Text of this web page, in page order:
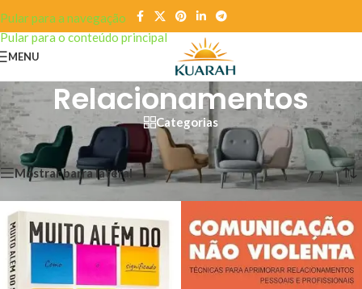
Pular para a navegação
Pular para o conteúdo principal
MENU
Relacionamentos
Categorias
VULUTATE DUIRA PARTURENT MIRA
Suspedise ullamcorper dis nisl ipsu habitasse nam parturent
Mostrando todos os 5 resultados
Mostrar barra lateral